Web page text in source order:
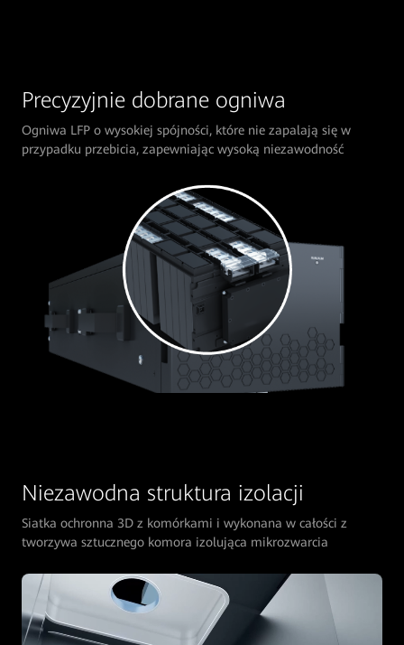
Precyzyjnie dobrane ogniwa
Ogniwa LFP o wysokiej spójności, które nie zapalają się w
przypadku przebicia, zapewniając wysoką niezawodność
Niezawodna struktura izolacji
Siatka ochronna 3D z komórkami i wykonana w całości z
tworzywa sztucznego komora izolująca mikrozwarcia